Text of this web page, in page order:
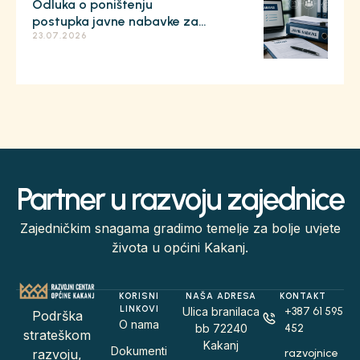
004/26
Odluka o poništenju
postupka javne nabavke za
lot 2 / postupak JN-003/26
23.07.2026
Partner u razvoju zajednice
Zajedničkim snagama gradimo temelje za bolje uvjete
života u općini Kakanj.
Podrška
strateškom
razvoju,
KORISNI
LINKOVI
O nama
Dokumenti
NAŠA ADRESA
Ulica branilaca
bb 72240
Kakanj
KONTAKT
+387 61 595
452
razvojnice